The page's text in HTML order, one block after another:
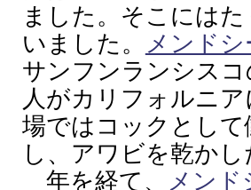
ました。そこには
いました。
メンドシ
サンフンランシス
人がカリフォルニ
場ではコックとし
し、アワビを乾か
年を経て、
メンド